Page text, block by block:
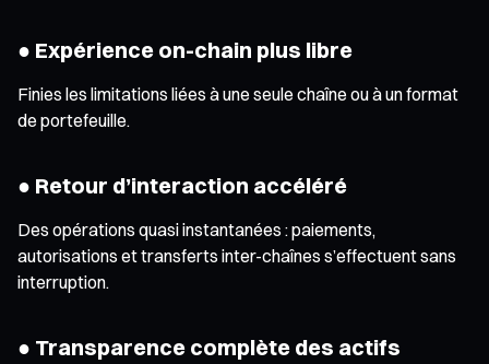
● Expérience on-chain plus libre
Finies les limitations liées à une seule chaîne ou à un format
de portefeuille.
● Retour d’interaction accéléré
Des opérations quasi instantanées : paiements,
autorisations et transferts inter-chaînes s’effectuent sans
interruption.
● Transparence complète des actifs